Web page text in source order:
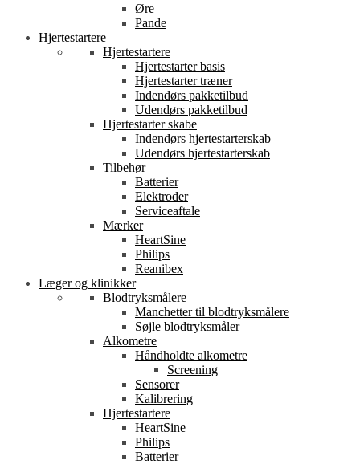
Øre
Pande
Hjertestartere
Hjertestartere
Hjertestarter basis
Hjertestarter træner
Indendørs pakketilbud
Udendørs pakketilbud
Hjertestarter skabe
Indendørs hjertestarterskab
Udendørs hjertestarterskab
Tilbehør
Batterier
Elektroder
Serviceaftale
Mærker
HeartSine
Philips
Reanibex
Læger og klinikker
Blodtryksmålere
Manchetter til blodtryksmålere
Søjle blodtryksmåler
Alkometre
Håndholdte alkometre
Screening
Sensorer
Kalibrering
Hjertestartere
HeartSine
Philips
Batterier